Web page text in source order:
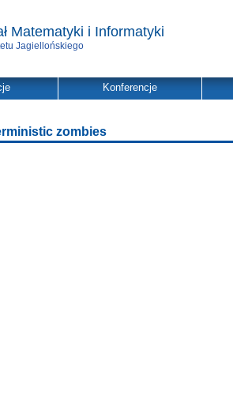
Matematyki i Informatyki
Jagiellońskiego
Konferencje
zombies